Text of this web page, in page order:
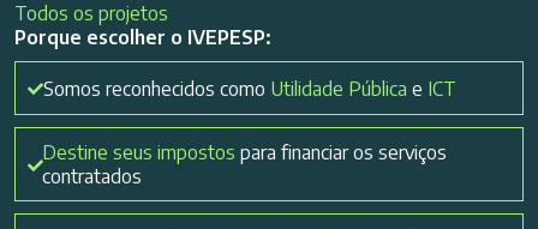
Todos os projetos
Porque escolher o IVEPESP:
Somos reconhecidos como Utilidade Pública e ICT
Destine seus impostos para financiar os serviços
contratados